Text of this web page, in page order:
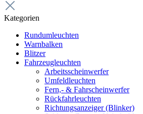
Kategorien
Rundumleuchten
Warnbalken
Blitzer
Fahrzeugleuchten
Arbeitsscheinwerfer
Umfeldleuchten
Fern,- & Fahrscheinwerfer
Rückfahrleuchten
Richtungsanzeiger (Blinker)